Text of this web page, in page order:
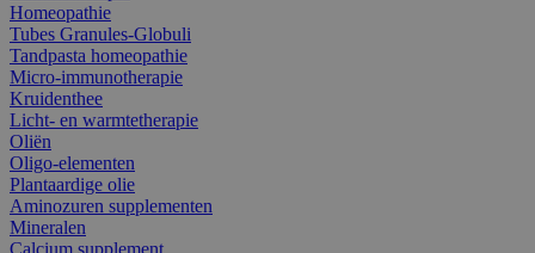
Homeopathie
Tubes Granules-Globuli
Tandpasta homeopathie
Micro-immunotherapie
Kruidenthee
Licht- en warmtetherapie
Oliën
Oligo-elementen
Plantaardige olie
Aminozuren supplementen
Mineralen
Calcium supplement